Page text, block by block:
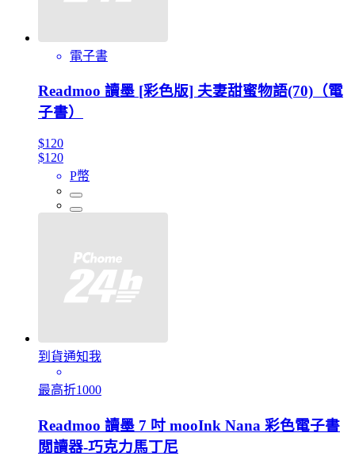
電子書
Readmoo 讀墨 [彩色版] 夫妻甜蜜物語(70)（電
子書）
$120
$120
P幣
到貨通知我
最高折1000
Readmoo 讀墨 7 吋 mooInk Nana 彩色電子書
閲讀器-巧克力馬丁尼